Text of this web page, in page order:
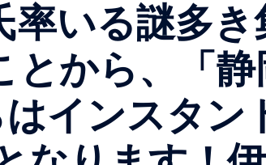
いる謎多き
から、「静
インスタン